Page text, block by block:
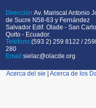
Dirección:Av. Mariscal Antonio
de Sucre N58-63 y Fernández
Salvador Edif. Olade - San
Quito - Ecuador.
Teléfono:(593 2) 259 8122 /
280
Email:sielac@olacde.org
Acerca del sie Acerca de los